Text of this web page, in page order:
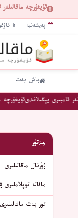
ئۇيغۇرچە
پەيشەنبە — 6 ئاۋغۇست 2026 | ھ 21 سەفەر 1448
باش بەت
ئامبىرى يېڭىلاندىئۇيغۇرچە
تۈر
ژۇرنال ماقالىلىرى
ماقالە توپلاملىرى
تور بەت ماقالىلىرى